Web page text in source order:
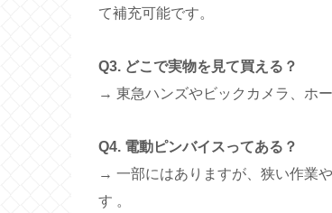
て補充可能です。
Q3. どこで実物を見て買える？
→ 東急ハンズやビックカメラ、ホ
Q4. 電動ピンバイスってある？
→ 一部にはありますが、狭い作業
す 。